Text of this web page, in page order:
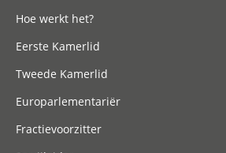
Hoe werkt het?
Eerste Kamerlid
Tweede Kamerlid
Europarlementariër
Fractievoorzitter